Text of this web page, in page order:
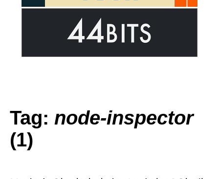
Tag: node-inspector
(1)